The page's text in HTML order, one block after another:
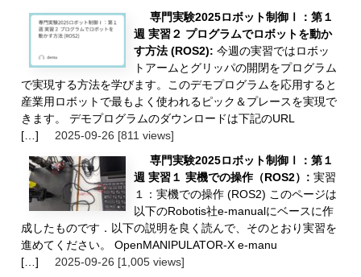
専門実験2025ロボット制御Ⅰ：第１
週 実習２ プログラムでロボットを動か
す方法 (ROS2): 今週の実習ではロボッ
トアームとグリッパの開閉をプログラム
で実現する方法を学びます。このデモプログラムを応用すると
産業用ロボットで最もよく使われるピック＆プレースを実現で
きます。 デモプログラムのダウンロードは下記のURL
[…]
2025-09-26 [811 views]
専門実験2025ロボット制御Ⅰ：第１
週 実習１ 実機での操作（ROS2）: 実習
１：実機での操作 (ROS2) このページは
以下のRobotis社e-manualにベースに作
成したものです．以下の説明を良く読んで、そのとおり実習を
進めてください。 OpenMANIPULATOR-X e-manu
[…]
2025-09-26 [1,005 views]